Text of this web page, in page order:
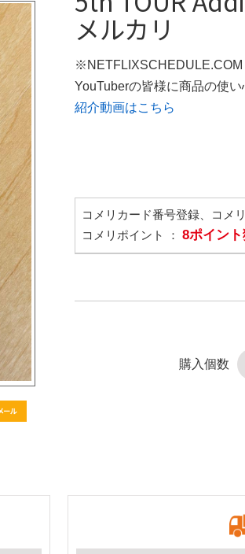
メルカリ
※NETFLIXSCHEDULE.COM
YouTuberの皆様に商品の使
紹介動画はこちら
コメリカード番号登録、コメ
コメリポイント ： 8ポイン
購入個数